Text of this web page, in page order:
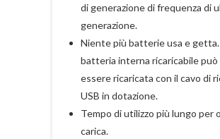
di generazione di frequenza di
generazione.
Niente più batterie usa e getta.
batteria interna ricaricabile può
essere ricaricata con il cavo di
USB in dotazione.
Tempo di utilizzo più lungo per
carica.